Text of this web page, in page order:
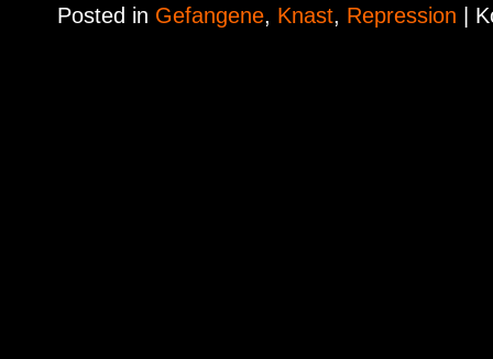
Posted in Gefangene, Knast, Repression